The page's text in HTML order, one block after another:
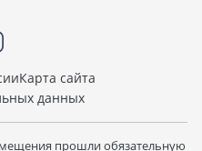
Карта сайта
данных
прошли обязательную